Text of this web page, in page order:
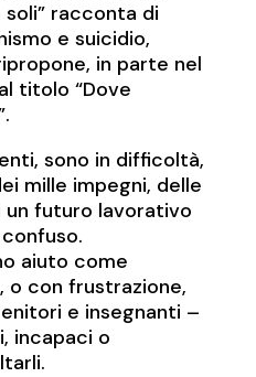
soli” racconta di
e suicidio,
in parte nel
titolo “Dove
sono in difficoltà,
mille impegni, delle
futuro lavorativo
aiuto come
o con frustrazione,
e insegnanti –
incapaci o